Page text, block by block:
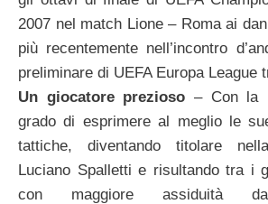
2007 nel match Lione – Roma ai
più recentemente nell’incontro
preliminare di UEFA Europa League
Un giocatore prezioso – Con la
grado di esprimere al meglio le
tattiche, diventando titolare
Luciano Spalletti e risultando tra i
con maggiore assiduità